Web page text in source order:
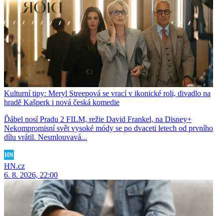
Kulturní tipy: Meryl Streepová se vrací v ikonické roli, divadlo na
hradě Kašperk i nová česká komedie
Ďábel nosí Pradu 2 FILM, režie David Frankel, na Disney+
Nekompromisní svět vysoké módy se po dvaceti letech od prvního
dílu vrátil. Nesmlouvavá...
HN.cz
6. 8. 2026, 22:00